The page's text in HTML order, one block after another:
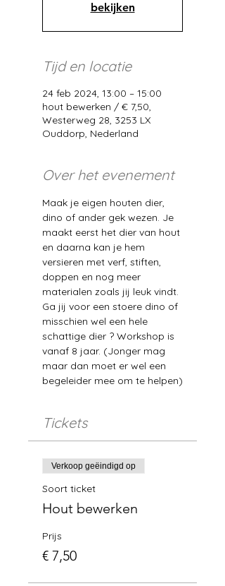
bekijken
Tijd en locatie
24 feb 2024, 13:00 – 15:00
hout bewerken / € 7,50,
Westerweg 28, 3253 LX
Ouddorp, Nederland
Over het evenement
Maak je eigen houten dier,
dino of ander gek wezen. Je
maakt eerst het dier van hout
en daarna kan je hem
versieren met verf, stiften,
doppen en nog meer
materialen zoals jij leuk vindt.
Ga jij voor een stoere dino of
misschien wel een hele
schattige dier ? Workshop is
vanaf 8 jaar. (Jonger mag
maar dan moet er wel een
begeleider mee om te helpen)
Tickets
Verkoop geëindigd op
Soort ticket
Hout bewerken
Prijs
€ 7,50